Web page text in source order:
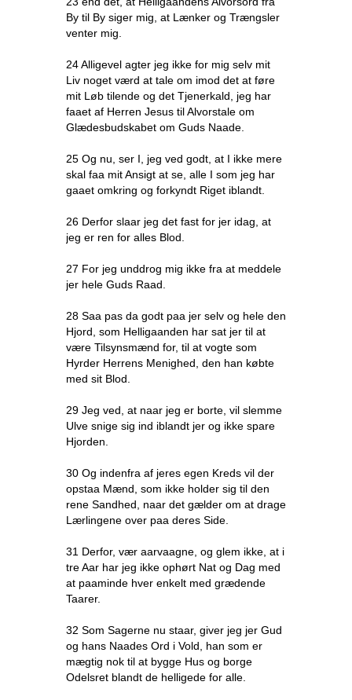
By til By siger mig, at Lænker og Trængsler
venter mig.
24 Alligevel agter jeg ikke for mig selv mit
Liv noget værd at tale om imod det at føre
mit Løb tilende og det Tjenerkald, jeg har
faaet af Herren Jesus til Alvorstale om
Glædesbudskabet om Guds Naade.
25 Og nu, ser I, jeg ved godt, at I ikke mere
skal faa mit Ansigt at se, alle I som jeg har
gaaet omkring og forkyndt Riget iblandt.
26 Derfor slaar jeg det fast for jer idag, at
jeg er ren for alles Blod.
27 For jeg unddrog mig ikke fra at meddele
jer hele Guds Raad.
28 Saa pas da godt paa jer selv og hele den
Hjord, som Helligaanden har sat jer til at
være Tilsynsmænd for, til at vogte som
Hyrder Herrens Menighed, den han købte
med sit Blod.
29 Jeg ved, at naar jeg er borte, vil slemme
Ulve snige sig ind iblandt jer og ikke spare
Hjorden.
30 Og indenfra af jeres egen Kreds vil der
opstaa Mænd, som ikke holder sig til den
rene Sandhed, naar det gælder om at drage
Lærlingene over paa deres Side.
31 Derfor, vær aarvaagne, og glem ikke, at i
tre Aar har jeg ikke ophørt Nat og Dag med
at paaminde hver enkelt med grædende
Taarer.
32 Som Sagerne nu staar, giver jeg jer Gud
og hans Naades Ord i Vold, han som er
mægtig nok til at bygge Hus og borge
Odelsret blandt de helligede for alle.